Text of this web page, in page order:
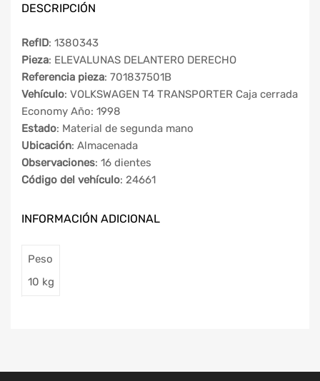
DESCRIPCIÓN
RefID: 1380343
Pieza: ELEVALUNAS DELANTERO DERECHO
Referencia pieza: 701837501B
Vehículo: VOLKSWAGEN T4 TRANSPORTER Caja cerrada
Economy Año: 1998
Estado: Material de segunda mano
Ubicación: Almacenada
Observaciones: 16 dientes
Código del vehículo: 24661
INFORMACIÓN ADICIONAL
Peso
10 kg